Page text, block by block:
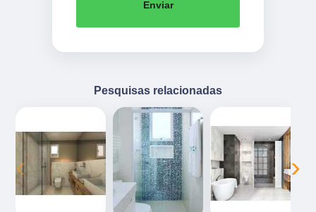
Enviar
Pesquisas relacionadas
‹ ›